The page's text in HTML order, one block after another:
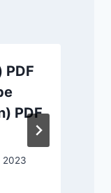
PDF
PDF
2023